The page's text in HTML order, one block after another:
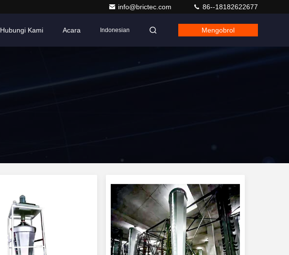
info@brictec.com 86--18182622677
Hubungi Kami Acara Indonesian Mengobrol